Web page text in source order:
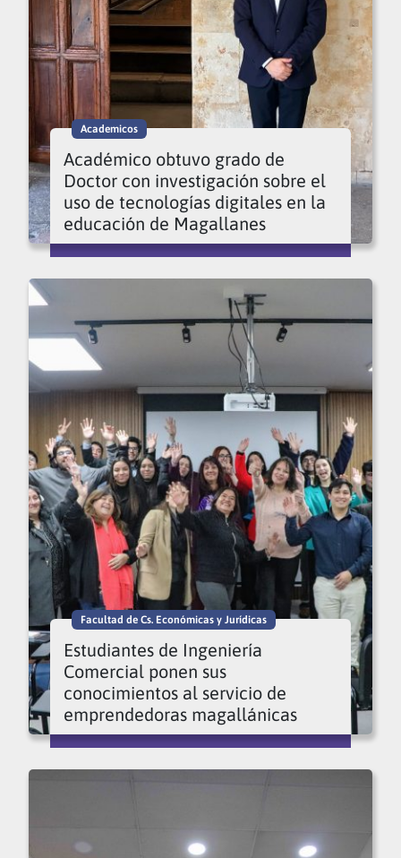
Academicos
Académico obtuvo grado de
Doctor con investigación sobre el
uso de tecnologías digitales en la
educación de Magallanes
Facultad de Cs. Económicas y Jurídicas
Estudiantes de Ingeniería
Comercial ponen sus
conocimientos al servicio de
emprendedoras magallánicas